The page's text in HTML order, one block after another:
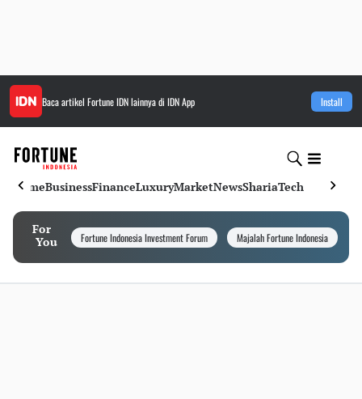
Baca artikel Fortune IDNlainnya di IDN App Install
HomeBusinessFinanceLuxuryMarketNewsShariaTech
For
You
Fortune Indonesia Investment Forum Majalah Fortune Indonesia